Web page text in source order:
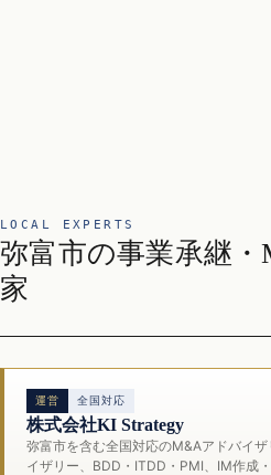
LOCAL EXPERTS
弥富市の事業承継・
家
運営 全国対応
株式会社KI Strategy
弥富市を含む全国対応のM&Aアドバイ
イザリー、BDD・ITDD・PMI、IM作成